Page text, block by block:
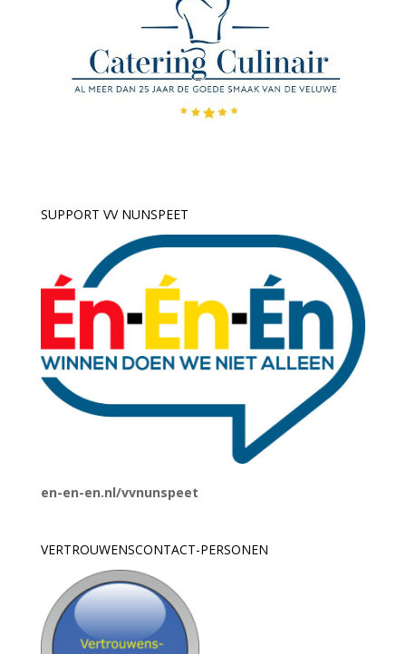
SUPPORT VV NUNSPEET
en-en-en.nl/vvnunspeet
VERTROUWENSCONTACT-PERSONEN